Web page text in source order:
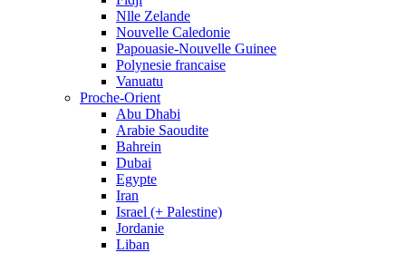
Nlle Zelande
Nouvelle Caledonie
Papouasie-Nouvelle Guinee
Polynesie francaise
Vanuatu
Proche-Orient
Abu Dhabi
Arabie Saoudite
Bahrein
Dubai
Egypte
Iran
Israel (+ Palestine)
Jordanie
Liban